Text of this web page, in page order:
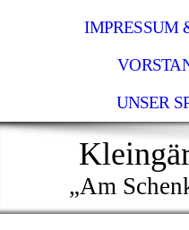
IMPRESSUM
UNSER
„Am